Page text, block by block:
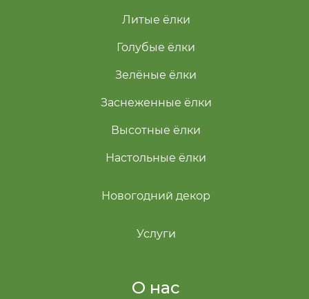
О нас
Голубые ёлки
Зелёные ёлки
Заснеженные ёлки
Литые ёлки
Высотные ёлки
Настольные ёлки
Услуги
Новогодний декор